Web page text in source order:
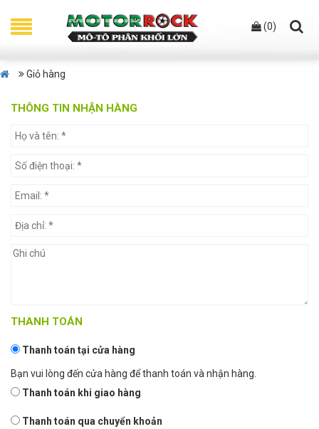
(0)
Giỏ hàng
THÔNG TIN NHẬN HÀNG
THANH TOÁN
Thanh toán tại cửa hàng
Bạn vui lòng đến cửa hàng để thanh toán và nhận hàng.
Thanh toán khi giao hàng
Thanh toán qua chuyển khoản